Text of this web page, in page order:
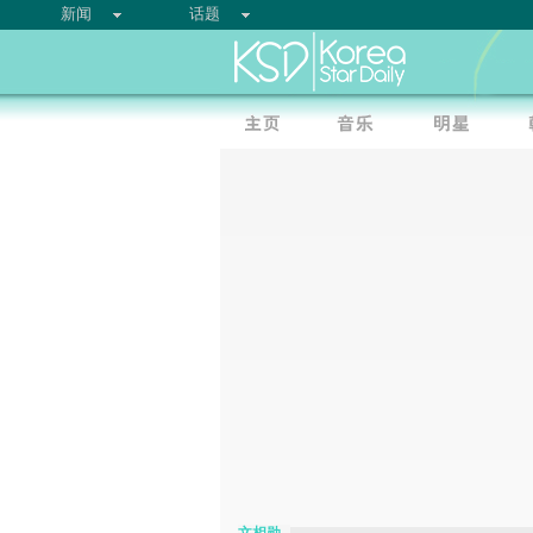
新闻 话题